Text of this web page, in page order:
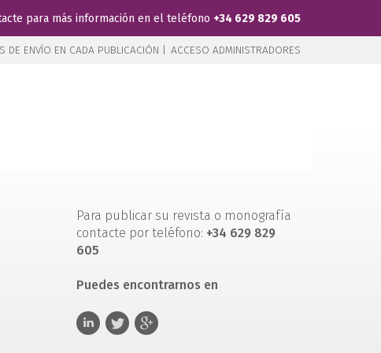
para más información en el teléfono +34 629 829 605
DE ENVÍO EN CADA PUBLICACIÓN | ACCESO ADMINISTRADORES
Para publicar su revista o monografía
contacte por teléfono: +34 629 829
605
Puedes encontrarnos en